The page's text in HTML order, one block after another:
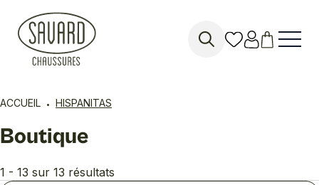
ACCUEIL HISPANITAS
Boutique
1 - 13 sur 13 résultats